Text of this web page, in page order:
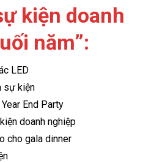
kiện doanh
năm”:
LED
sự kiện
End Party
doanh nghiệp
cho gala dinner